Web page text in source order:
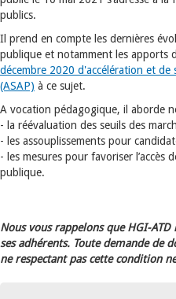
publics.
Il prend en compte les dernières
publique et notamment les apports
décembre 2020 d'accélération et
(ASAP) à ce sujet.
A vocation pédagogique, il aborde
- la réévaluation des seuils des
- les assouplissements pour
- les mesures pour favoriser l’accès
publique.
Nous vous rappelons que HGI-
ses adhérents. Toute demande de
ne respectant pas cette condition